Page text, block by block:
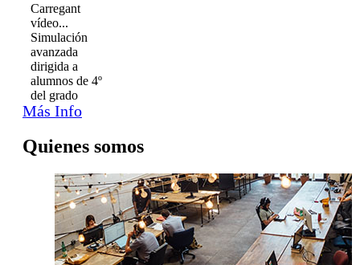
Carregant
vídeo...
Simulación
avanzada
dirigida a
alumnos de 4º
del grado
Más Info
Quienes somos